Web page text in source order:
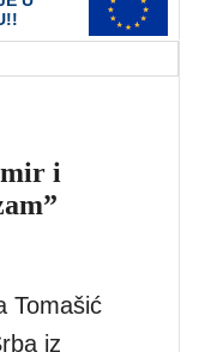
i
Tomašić
iz